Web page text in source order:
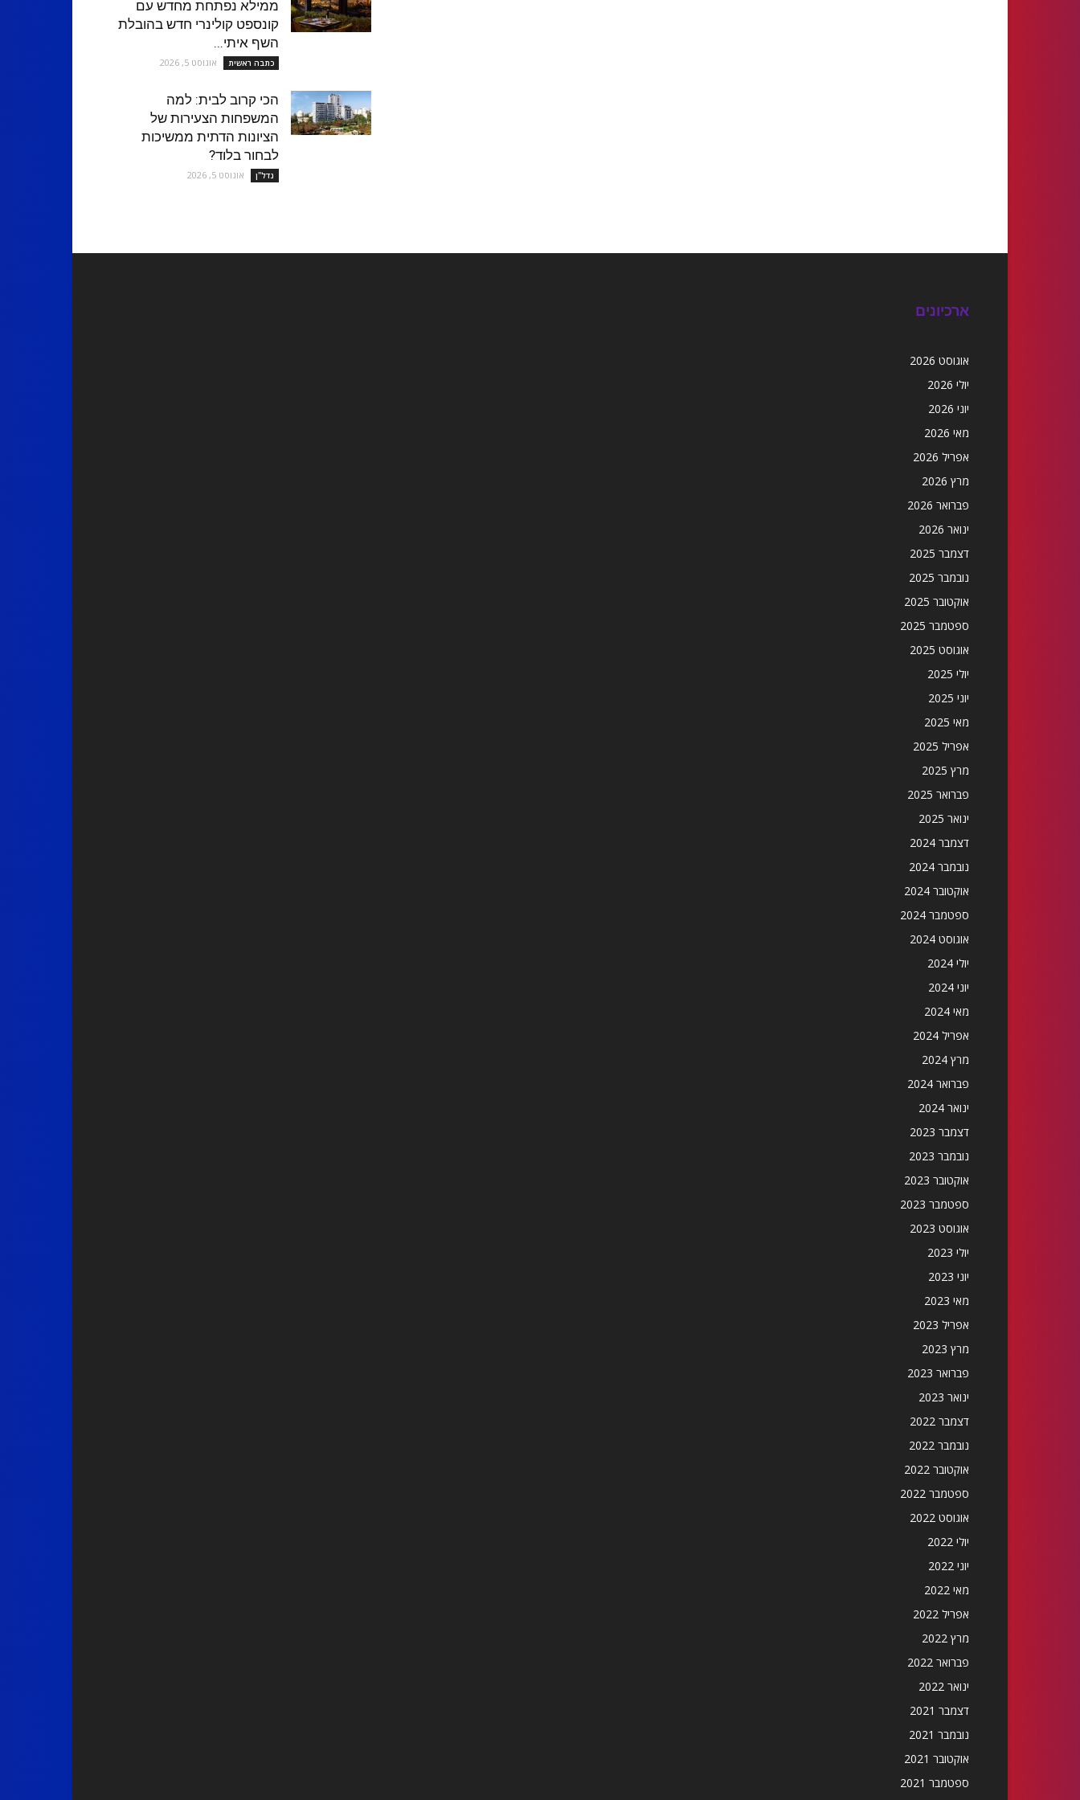
ממילא נפתחת מחדש עם
קונספט קולינרי חדש בהובלת
השף איתי...
כתבה ראשית אוגוסט 5, 2026
הכי קרוב לבית: למה
המשפחות הצעירות של
הציונות הדתית ממשיכות
לבחור בלוד?
נדל''ן אוגוסט 5, 2026
ארכיונים
אוגוסט 2026
יולי 2026
יוני 2026
מאי 2026
אפריל 2026
מרץ 2026
פברואר 2026
ינואר 2026
דצמבר 2025
נובמבר 2025
אוקטובר 2025
ספטמבר 2025
אוגוסט 2025
יולי 2025
יוני 2025
מאי 2025
אפריל 2025
מרץ 2025
פברואר 2025
ינואר 2025
דצמבר 2024
נובמבר 2024
אוקטובר 2024
ספטמבר 2024
אוגוסט 2024
יולי 2024
יוני 2024
מאי 2024
אפריל 2024
מרץ 2024
פברואר 2024
ינואר 2024
דצמבר 2023
נובמבר 2023
אוקטובר 2023
ספטמבר 2023
אוגוסט 2023
יולי 2023
יוני 2023
מאי 2023
אפריל 2023
מרץ 2023
פברואר 2023
ינואר 2023
דצמבר 2022
נובמבר 2022
אוקטובר 2022
ספטמבר 2022
אוגוסט 2022
יולי 2022
יוני 2022
מאי 2022
אפריל 2022
מרץ 2022
פברואר 2022
ינואר 2022
דצמבר 2021
נובמבר 2021
אוקטובר 2021
ספטמבר 2021